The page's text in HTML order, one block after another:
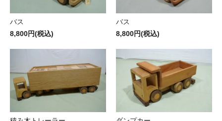
バス
8,800円(税込)
バス
8,800円(税込)